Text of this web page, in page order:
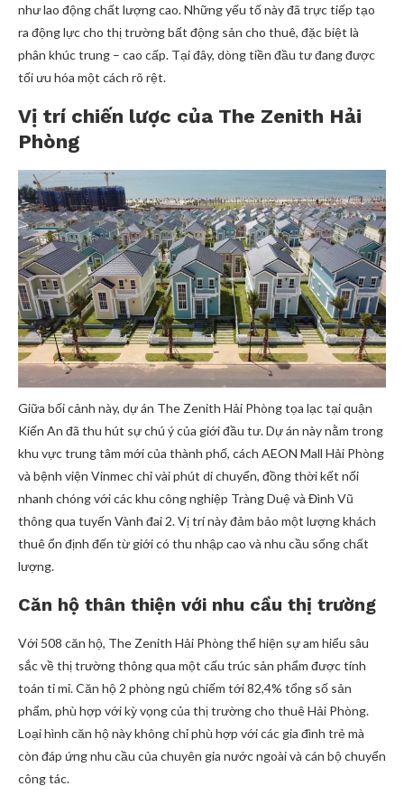
như lao động chất lượng cao. Những yếu tố này đã trực tiếp tạo
ra động lực cho thị trường bất động sản cho thuê, đặc biệt là
phân khúc trung – cao cấp. Tại đây, dòng tiền đầu tư đang được
tối ưu hóa một cách rõ rệt.
Vị trí chiến lược của The Zenith Hải
Phòng
Giữa bối cảnh này, dự án The Zenith Hải Phòng tọa lạc tại quận
Kiến An đã thu hút sự chú ý của giới đầu tư. Dự án này nằm trong
khu vực trung tâm mới của thành phố, cách AEON Mall Hải Phòng
và bệnh viện Vinmec chỉ vài phút di chuyển, đồng thời kết nối
nhanh chóng với các khu công nghiệp Tràng Duệ và Đình Vũ
thông qua tuyến Vành đai 2. Vị trí này đảm bảo một lượng khách
thuê ổn định đến từ giới có thu nhập cao và nhu cầu sống chất
lượng.
Căn hộ thân thiện với nhu cầu thị trường
Với 508 căn hộ, The Zenith Hải Phòng thể hiện sự am hiểu sâu
sắc về thị trường thông qua một cấu trúc sản phẩm được tính
toán tỉ mỉ. Căn hộ 2 phòng ngủ chiếm tới 82,4% tổng số sản
phẩm, phù hợp với kỳ vọng của thị trường cho thuê Hải Phòng.
Loại hình căn hộ này không chỉ phù hợp với các gia đình trẻ mà
còn đáp ứng nhu cầu của chuyên gia nước ngoài và cán bộ chuyển
công tác.